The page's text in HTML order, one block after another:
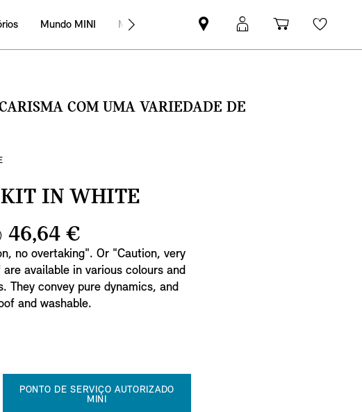
Mundo MINI MINI Empresas
Pesquisar
parceiro
Iniciar
sessão
Carrinho
de
COM UMA VARIEDADE DE
KIT IN WHITE
46,64 €
no overtaking". Or "Caution, very
available in various colours and
They convey pure dynamics, and
and washable.
PONTO DE SERVIÇO AUTORIZADO
MINI